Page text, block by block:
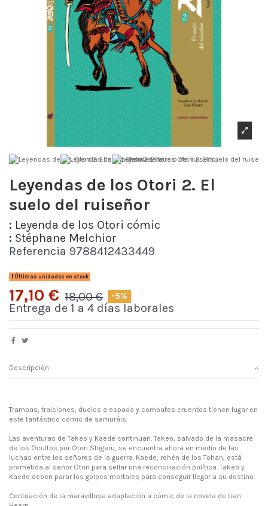
Leyendas de los Otori 2. El
suelo del ruiseñor
: Leyenda de los Otori cómic
: Stéphane Melchior
Referencia 9788412433449
Últimas unidades en stock
17,10 € 18,00 € -5%
Entrega de 1 a 4 días laborales
Descripción
Trampas, traiciones, duelos a espada y combates cruentos tienen lugar en
este fantástico comic de samuráis.
Las aventuras de Takeo y Kaede continuan. Takeo, salvado de la masacre
de los Ocultos por Otori Shigeru, se encuentra ahora en medio de las
luchas entre los señores de la guerra. Kaede, rehén de los Tohan, está
prometida al señor Otori para sellar una reconciliación política. Takeo y
Kaede deben parar los golpes mortales para conseguir llegar a su destino.
Contuación de la maravillosa adaptación a cómic de la novela de Lian